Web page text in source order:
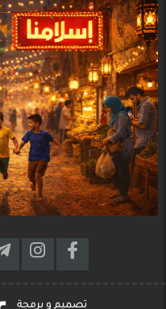
تصميم و برمجة